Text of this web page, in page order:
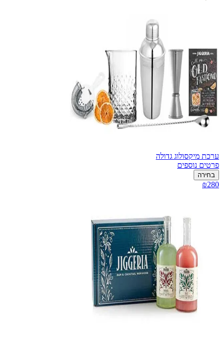
ערכת מיקסולוג גדולה
פרטים נוספים
בחירה
₪280